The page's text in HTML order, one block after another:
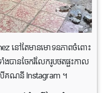
នៅតែមានមោទនភាពចំពោះ
ងបានចែករំលែករូបថតផ្ទះកាល
ើគណនី Instagram ។